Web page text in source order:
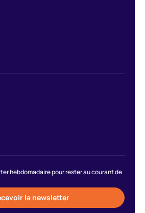
hebdomadaire pour rester au courant de
la newsletter